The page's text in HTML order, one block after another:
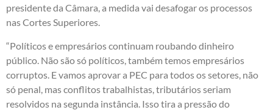
presidente da Câmara, a medida vai desafogar os processos
nas Cortes Superiores.
“Políticos e empresários continuam roubando dinheiro
público. Não são só políticos, também temos empresários
corruptos. E vamos aprovar a PEC para todos os setores, não
só penal, mas conflitos trabalhistas, tributários seriam
resolvidos na segunda instância. Isso tira a pressão do